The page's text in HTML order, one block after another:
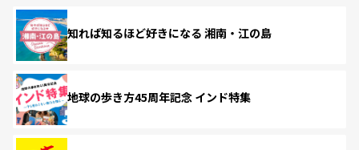
知れば知るほど好きになる 湘南・江の島
地球の歩き方45周年記念 インド特集